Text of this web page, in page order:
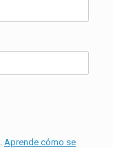
Aprende cómo se